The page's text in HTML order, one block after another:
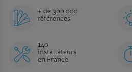
+ de 300 000
références
140
installateurs
en France